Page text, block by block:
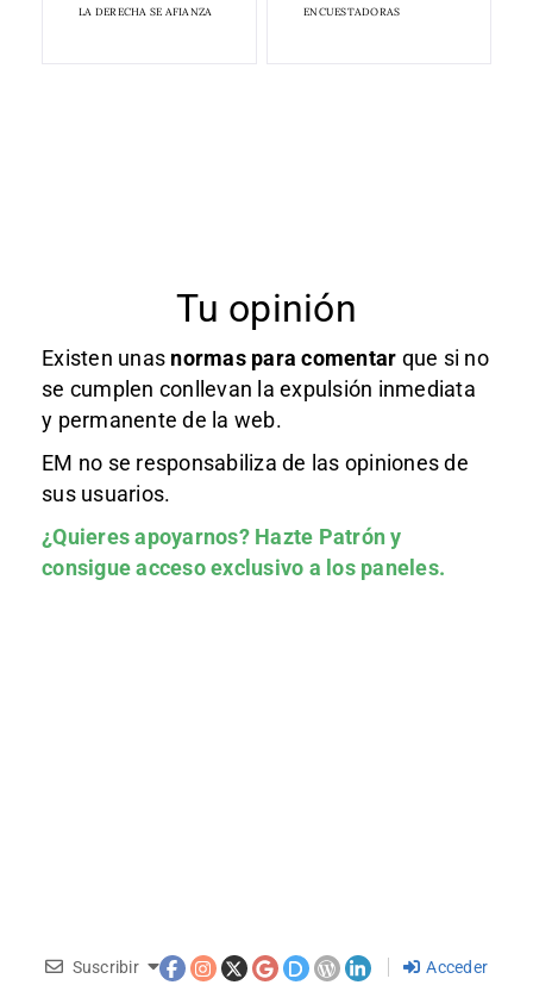
LA DERECHA SE AFIANZA ENCUESTADORAS
Tu opinión
Existen unas normas para comentar que si no
se cumplen conllevan la expulsión inmediata
y permanente de la web.
EM no se responsabiliza de las opiniones de
sus usuarios.
¿Quieres apoyarnos? Hazte Patróny
consigue acceso exclusivo a los paneles.
Suscribir Acceder